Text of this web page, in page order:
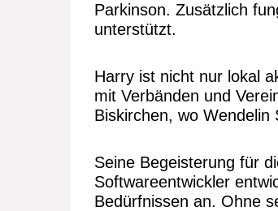
Parkinson. Zusätzlich
unterstützt.
Harry ist nicht nur lokal
mit Verbänden und
Biskirchen, wo Wendelin
Seine Begeisterung für
Softwareentwickler
Bedürfnissen an. Ohne